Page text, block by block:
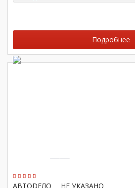
Подробнее
АВТОDЕЛО НЕ УКАЗАНО